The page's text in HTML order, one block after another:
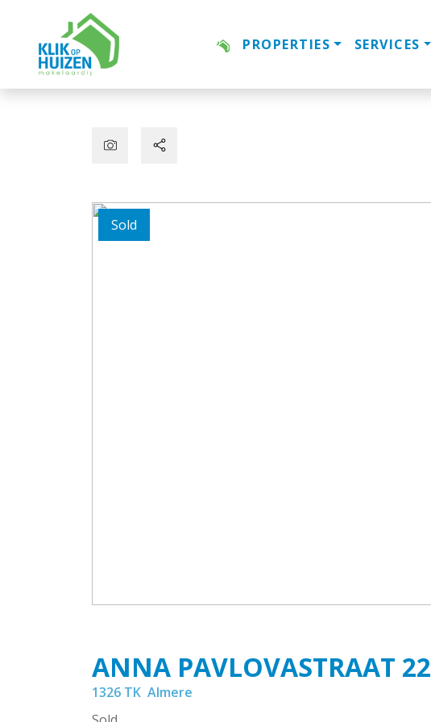
PROPERTIES SERVICES
Sold
ANNA PAVLOVASTRAAT 22
1326 TK Almere